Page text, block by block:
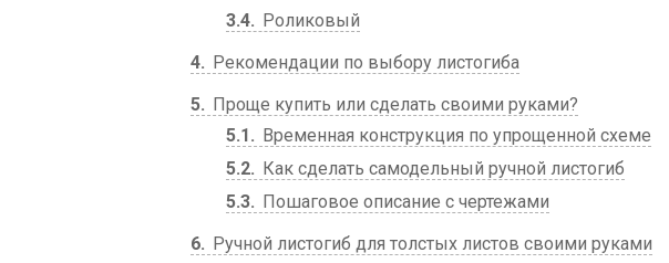
3.4
Роликовый
4
Рекомендации по выбору листогиба
5
Проще купить или сделать своими руками?
5.1
Временная конструкция по упрощенной схеме
5.2
Как сделать самодельный ручной листогиб
5.3
Пошаговое описание с чертежами
6
Ручной листогиб для толстых листов своими руками